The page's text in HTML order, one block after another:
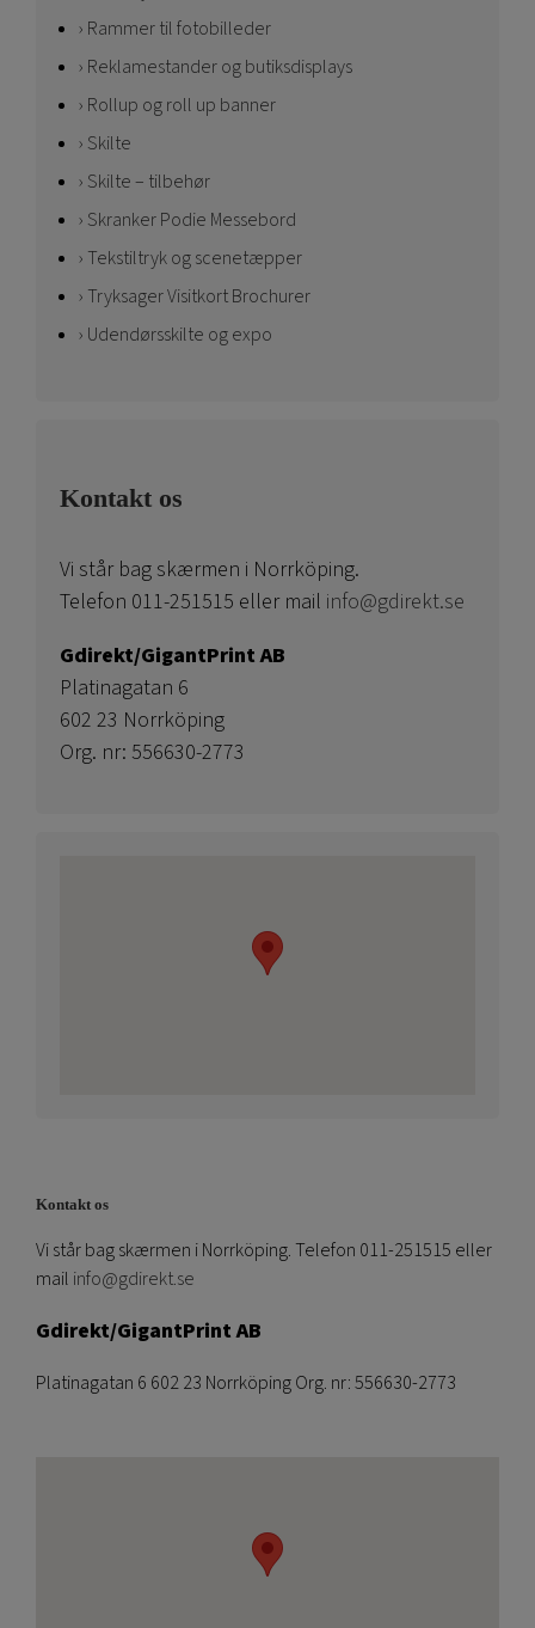
Rammer til fotobilleder
Reklamestander og butiksdisplays
Rollup og roll up banner
Skilte
Skilte – tilbehør
Skranker Podie Messebord
Tekstiltryk og scenetæpper
Tryksager Visitkort Brochurer
Udendørsskilte og expo
Kontakt os
Vi står bag skærmen i Norrköping.
Telefon 011-251515 eller mail info@gdirekt.se
Gdirekt/GigantPrint AB
Platinagatan 6
602 23 Norrköping
Org. nr: 556630-2773
Kontakt os
Vi står bag skærmen i Norrköping. Telefon 011-251515 eller
mail info@gdirekt.se
Gdirekt/GigantPrint AB
Platinagatan 6 602 23 Norrköping Org. nr: 556630-2773